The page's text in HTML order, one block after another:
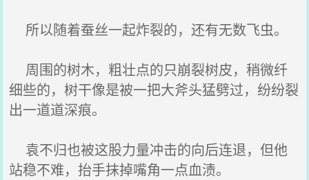
所以随着蚕丝一起炸裂的，还有无数飞虫。
周围的树木，粗壮点的只崩裂树皮，稍微纤
细些的，树干像是被一把大斧头猛劈过，纷纷裂
出一道道深痕。
袁不归也被这股力量冲击的向后连退，但他
站稳不难，抬手抹掉嘴角一点血渍。